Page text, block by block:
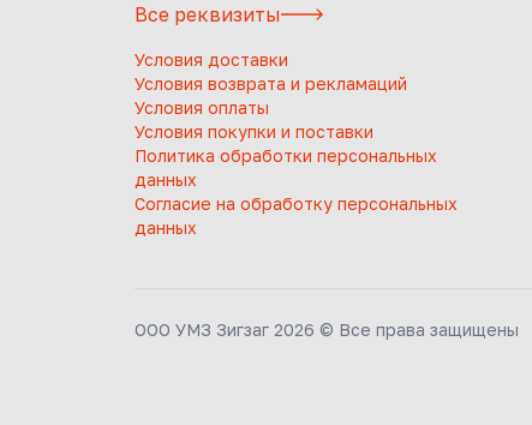
Все реквизиты
Условия доставки
Условия возврата и рекламаций
Условия оплаты
Условия покупки и поставки
Политика обработки персональных
данных
Согласие на обработку персональных
данных
ООО УМЗ Зигзаг 2026 © Все права защищены